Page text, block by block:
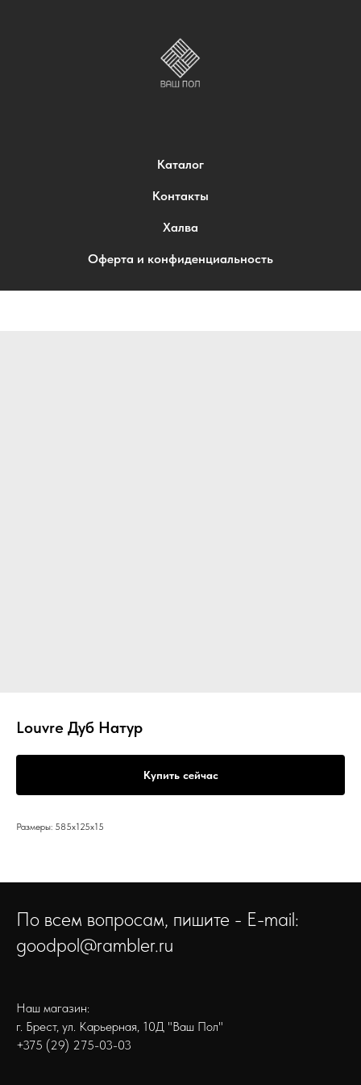
Каталог
Контакты
Халва
Оферта и конфиденциальность
Louvre Дуб Натур
Купить сейчас
Размеры: 585x125x15
По всем вопросам, пишите - E-mail:
goodpol@rambler.ru
Наш магазин:
г. Брест, ул. Карьерная, 10Д "Ваш Пол"
+375 (29) 275-03-03